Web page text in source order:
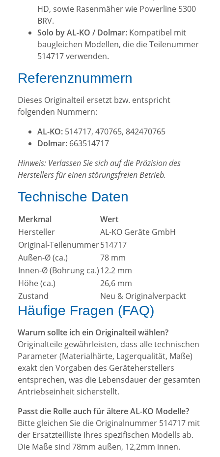
HD, sowie Rasenmäher wie Powerline 5300
BRV.
Solo by AL-KO / Dolmar: Kompatibel mit
baugleichen Modellen, die die Teilenummer
514717 verwenden.
Referenznummern
Dieses Originalteil ersetzt bzw. entspricht
folgenden Nummern:
AL-KO: 514717, 470765, 842470765
Dolmar: 663514717
Hinweis: Verlassen Sie sich auf die Präzision des
Herstellers für einen störungsfreien Betrieb.
Technische Daten
Merkmal
Wert
Hersteller
AL-KO Geräte GmbH
Original-Teilenummer514717
Außen-Ø (ca.)
78 mm
Innen-Ø (Bohrung ca.)12.2 mm
Höhe (ca.)
26,6 mm
Zustand
Neu & Originalverpackt
Häufige Fragen (FAQ)
Warum sollte ich ein Originalteil wählen?
Originalteile gewährleisten, dass alle technischen
Parameter (Materialhärte, Lagerqualität, Maße)
exakt den Vorgaben des Geräteherstellers
entsprechen, was die Lebensdauer der gesamten
Antriebseinheit sicherstellt.
Passt die Rolle auch für ältere AL-KO Modelle?
Bitte gleichen Sie die Originalnummer 514717 mit
der Ersatzteilliste Ihres spezifischen Modells ab.
Die Maße sind 78mm außen, 12,2mm innen.